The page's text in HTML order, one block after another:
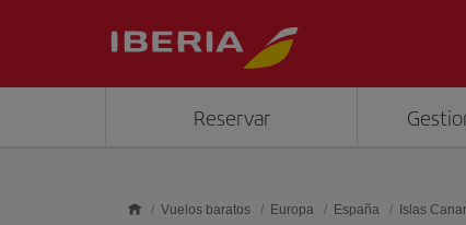
Reservar
Vuelos baratos Europa España Islas